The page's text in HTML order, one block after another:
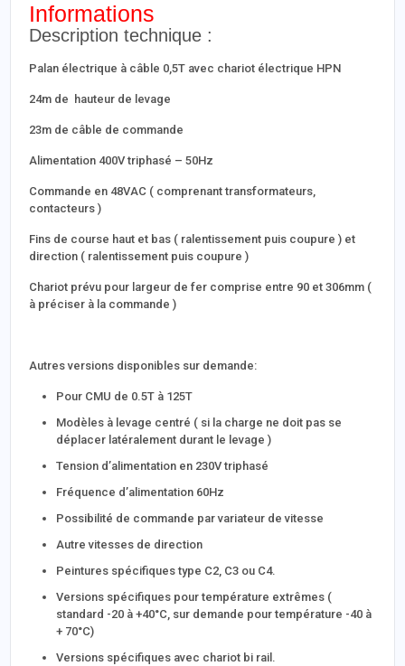
Informations
Description technique :
Palan électrique à câble 0,5T avec chariot électrique HPN
24m de hauteur de levage
23m de câble de commande
Alimentation 400V triphasé – 50Hz
Commande en 48VAC ( comprenant transformateurs,
contacteurs )
Fins de course haut et bas ( ralentissement puis coupure ) et
direction ( ralentissement puis coupure )
Chariot prévu pour largeur de fer comprise entre 90 et 306mm (
à préciser à la commande )
Autres versions disponibles sur demande:
Pour CMU de 0.5T à 125T
Modèles à levage centré ( si la charge ne doit pas se
déplacer latéralement durant le levage )
Tension d’alimentation en 230V triphasé
Fréquence d’alimentation 60Hz
Possibilité de commande par variateur de vitesse
Autre vitesses de direction
Peintures spécifiques type C2, C3 ou C4.
Versions spécifiques pour température extrêmes (
standard -20 à +40°C, sur demande pour température -40 à
+ 70°C)
Versions spécifiques avec chariot bi rail.